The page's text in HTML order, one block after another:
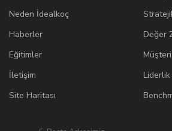
Neden İdealkoç
Haberler
Eğitimler
İletişim
Site Haritası
Değer
Liderlik